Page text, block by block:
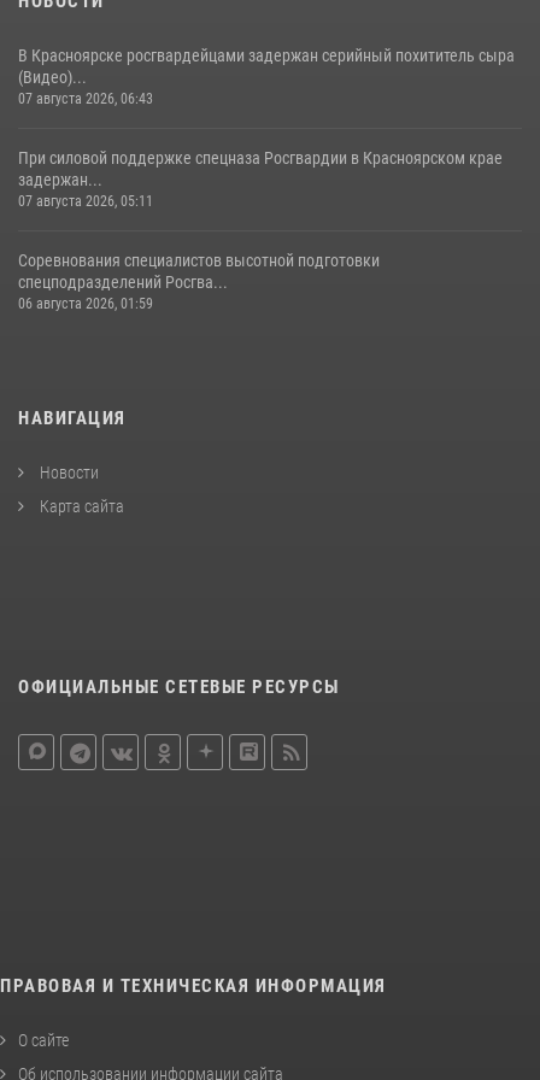
В Красноярске росгвардейцами задержан серийный похититель сыра
(Видео)...
07 августа 2026, 06:43
При силовой поддержке спецназа Росгвардии в Красноярском крае
задержан...
07 августа 2026, 05:11
Соревнования специалистов высотной подготовки
спецподразделений Росгва...
06 августа 2026, 01:59
НАВИГАЦИЯ
Новости
Карта сайта
ОФИЦИАЛЬНЫЕ СЕТЕВЫЕ РЕСУРСЫ
ПРАВОВАЯ И ТЕХНИЧЕСКАЯ ИНФОРМАЦИЯ
О сайте
Об использовании информации сайта